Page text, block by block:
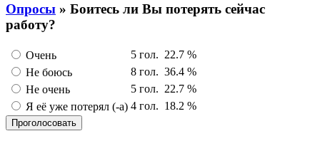
Опросы » Боитесь ли Вы потерять сейчас
работу?
Очень 5 гол. 22.7 %
Не боюсь
8 гол. 36.4 %
Не очень
5 гол. 22.7 %
Я её уже потерял (-а) 4 гол. 18.2 %
Проголосовать